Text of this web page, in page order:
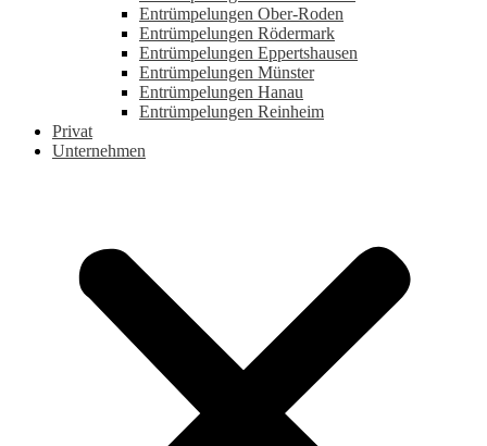
Entrümpelungen Ober-Roden
Entrümpelungen Rödermark
Entrümpelungen Eppertshausen
Entrümpelungen Münster
Entrümpelungen Hanau
Entrümpelungen Reinheim
Privat
Unternehmen